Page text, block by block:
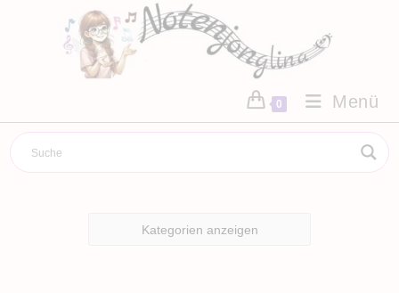
0 Menü
Kategorien anzeigen